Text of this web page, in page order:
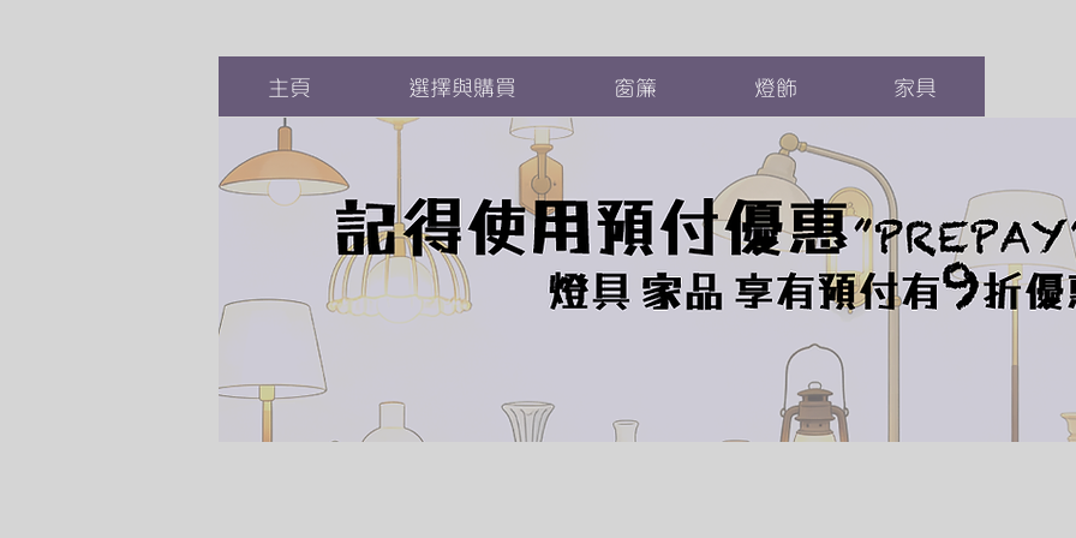
主頁 選擇與購買 窗簾 燈飾 家具